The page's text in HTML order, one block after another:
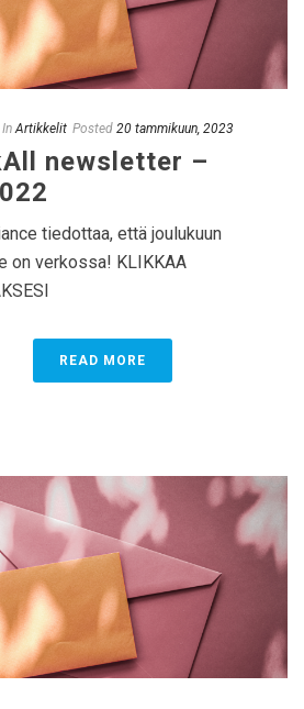
In Artikkelit Posted 20 tammikuun, 2023
newsletter –
tiedottaa, että joulukuun
on verkossa! KLIKKAA
READ MORE